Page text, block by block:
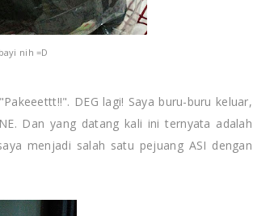
nih =D
DEG lagi! Saya buru-buru keluar,
Dan yang datang kali ini ternyata adalah
menjadi salah satu pejuang ASI dengan